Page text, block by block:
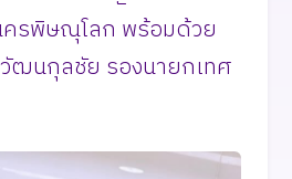
รพิษณุโลก พร้อมด้วย
ฒนกุลชัย รองนายกเทศ